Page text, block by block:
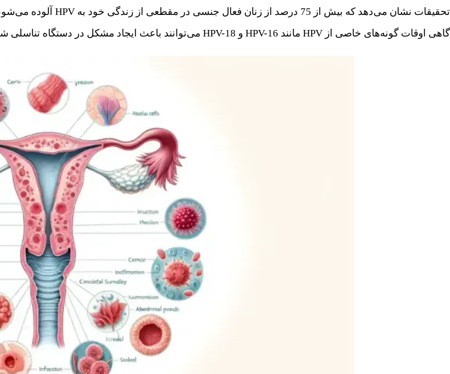
گاهی اوقات گونه‌های خاصی از HPV مانند HPV-16 و HPV-18 می‌توانند باعث ایجاد مشکل در دستگاه تناسلی شوند که منجر به دیسپلازی دهانه رحم می‌شود.